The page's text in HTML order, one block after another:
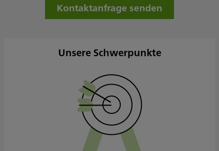
Kontaktanfrage senden
Unsere Schwerpunkte